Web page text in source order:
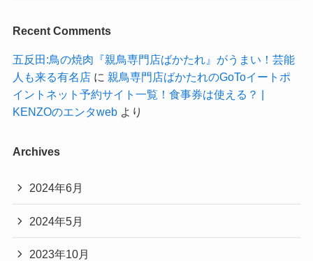
Recent Comments
五反田:鳥の焼肉『親鳥専門店ばかたれ』がうまい！芸能
人も来る有名店に 親鳥専門店ばかたれのGoToイートポ
イントネット予約サイト一覧！食事券は使える？ |
KENZOのエンタwebより
Archives
2024年6月
2024年5月
2023年10月